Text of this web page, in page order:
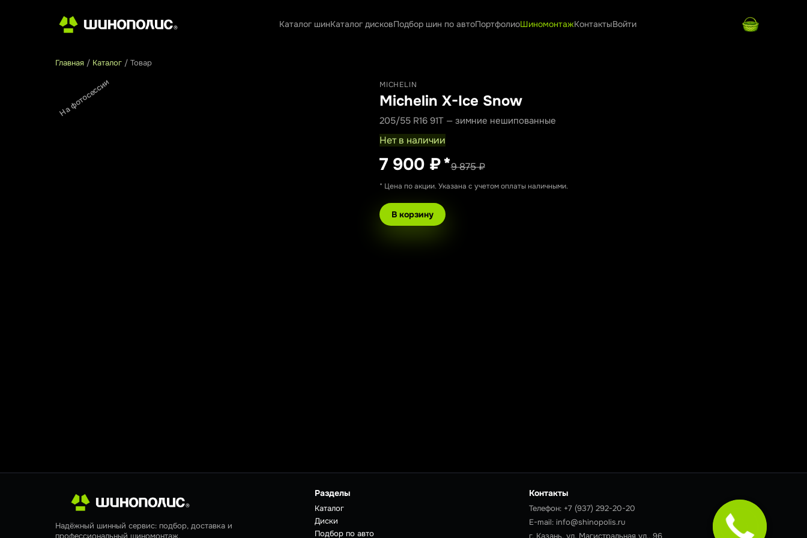
Каталог шинКаталог дисковПодбор шин по автоПортфолиоШиномонтажКонтактыВойти
Главная / Каталог / Товар
На фотосессии MICHELIN
Michelin X-Ice Snow
205/55 R16 91T — зимние нешипованные
Нет в наличии
7 900 ₽*9 875 ₽
* Цена по акции. Указана с учетом оплаты наличными.
В корзину
Надёжный шинный сервис: подбор, доставка и
профессиональный шиномонтаж.
Разделы
Каталог
Диски
Подбор по авто
Контакты
Телефон: +7 (937) 292-20-20
E-mail:info@shinopolis.ru
г. Казань, ул. Магистральная ул., 96